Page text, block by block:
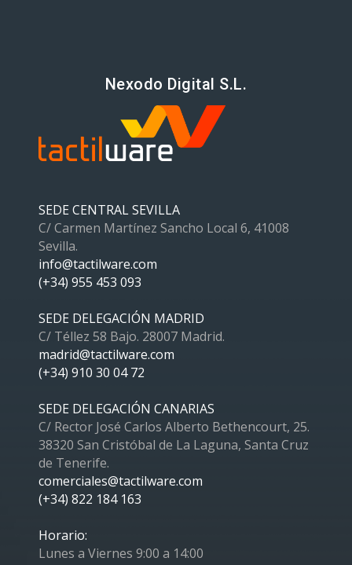
Nexodo Digital S.L.
SEDE CENTRAL SEVILLA
C/ Carmen Martínez Sancho Local 6, 41008
Sevilla.
info@tactilware.com
(+34) 955 453 093
SEDE DELEGACIÓN MADRID
C/ Téllez 58 Bajo. 28007 Madrid.
madrid@tactilware.com
(+34) 910 30 04 72
SEDE DELEGACIÓN CANARIAS
C/ Rector José Carlos Alberto Bethencourt, 25.
38320 San Cristóbal de La Laguna, Santa Cruz
de Tenerife.
comerciales@tactilware.com
(+34) 822 184 163
Horario:
Lunes a Viernes 9:00 a 14:00